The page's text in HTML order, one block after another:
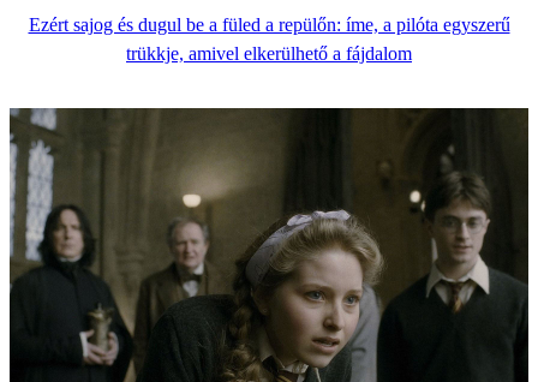
Ezért sajog és dugul be a füled a repülőn: íme, a pilóta egyszerű
trükkje, amivel elkerülhető a fájdalom